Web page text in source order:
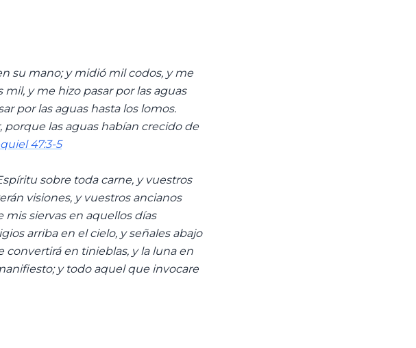
su mano; y midió mil codos, y me
y me hizo pasar por las aguas
por las aguas hasta los lomos.
porque las aguas habían crecido de
47:3-5
sobre toda carne, y vuestros
visiones, y vuestros ancianos
mis siervas en aquellos días
arriba en el cielo, y señales abajo
convertirá en tinieblas, y la luna en
y todo aquel que invocare